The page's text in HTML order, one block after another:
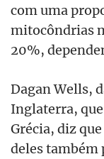
com uma
mitocôndrias
20%,
Dagan Wells,
Inglaterra,
Grécia, diz
deles também